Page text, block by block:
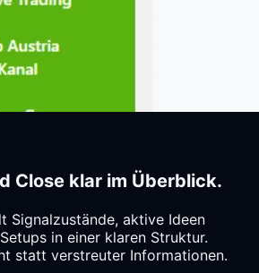
Close klar im Überblick.
Signalzustände, aktive Ideen
in einer klaren Struktur.
statt verstreuter Informationen.